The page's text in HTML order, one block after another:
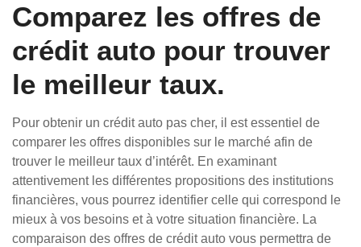
Comparez les offres de
crédit auto pour trouver
le meilleur taux.
Pour obtenir un crédit auto pas cher, il est essentiel de
comparer les offres disponibles sur le marché afin de
trouver le meilleur taux d’intérêt. En examinant
attentivement les différentes propositions des institutions
financières, vous pourrez identifier celle qui correspond le
mieux à vos besoins et à votre situation financière. La
comparaison des offres de crédit auto vous permettra de